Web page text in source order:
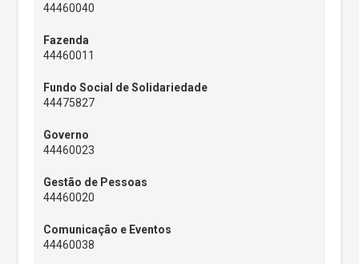
44460040
Fazenda
44460011
Fundo Social de Solidariedade
44475827
Governo
44460023
Gestão de Pessoas
44460020
Comunicação e Eventos
44460038